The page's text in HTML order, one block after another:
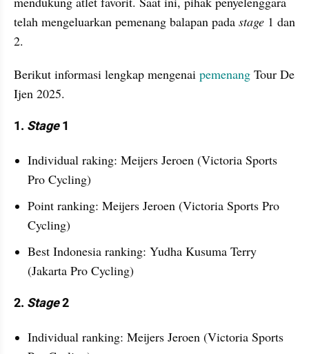
telah mengeluarkan pemenang balapan pada stage 1 dan
2.
Berikut informasi lengkap mengenai pemenang Tour De
Ijen 2025.
1. Stage 1
Individual raking: Meijers Jeroen (Victoria Sports
Pro Cycling)
Point ranking: Meijers Jeroen (Victoria Sports Pro
Cycling)
Best Indonesia ranking: Yudha Kusuma Terry
(Jakarta Pro Cycling)
2. Stage 2
Individual ranking: Meijers Jeroen (Victoria Sports